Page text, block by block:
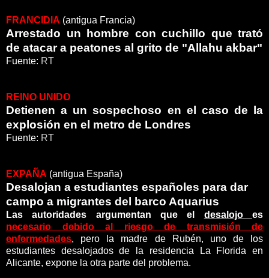
FRANCIDIA (antigua Francia)
Arrestado un hombre con cuchillo que trató
de atacar a peatones al grito de "Allahu akbar"
Fuente: RT
REINO UNIDO
Detienen a un sospechoso en el caso de la
explosión en el metro de Londres
Fuente: RT
EXPAÑA (antigua España)
Desalojan a estudiantes españoles para dar
campo a migrantes del barco Aquarius
Las autoridades argumentan que el desalojoes
necesario debido al riesgo de transmisión de
enfermedades, pero la madre de Rubén, uno de los
estudiantes desalojados de la residencia La Florida en
Alicante, expone la otra parte del problema.